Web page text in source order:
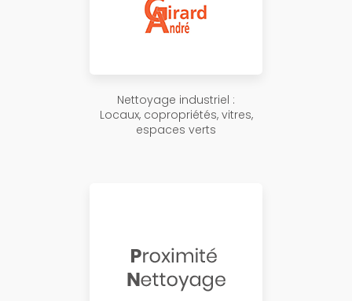
Nettoyage industriel :
Locaux, copropriétés, vitres,
espaces verts